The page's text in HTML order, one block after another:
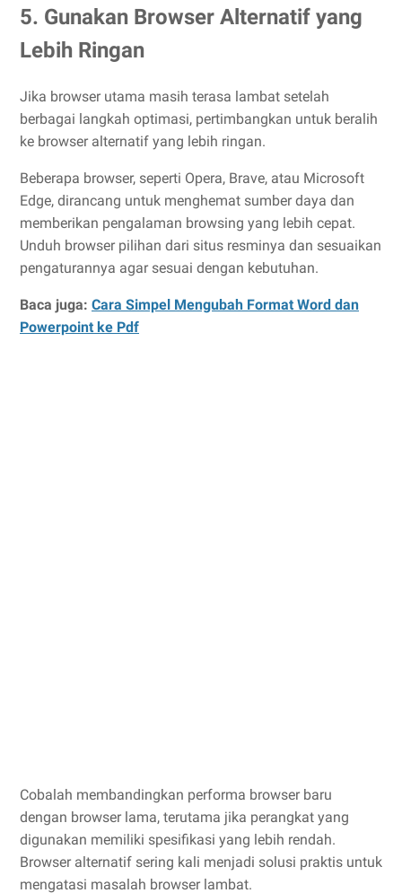
5. Gunakan Browser Alternatif yang
Lebih Ringan
Jika browser utama masih terasa lambat setelah
berbagai langkah optimasi, pertimbangkan untuk beralih
ke browser alternatif yang lebih ringan.
Beberapa browser, seperti Opera, Brave, atau Microsoft
Edge, dirancang untuk menghemat sumber daya dan
memberikan pengalaman browsing yang lebih cepat.
Unduh browser pilihan dari situs resminya dan sesuaikan
pengaturannya agar sesuai dengan kebutuhan.
Baca juga: Cara Simpel Mengubah Format Word dan
Powerpoint ke Pdf
Cobalah membandingkan performa browser baru
dengan browser lama, terutama jika perangkat yang
digunakan memiliki spesifikasi yang lebih rendah.
Browser alternatif sering kali menjadi solusi praktis untuk
mengatasi masalah browser lambat.